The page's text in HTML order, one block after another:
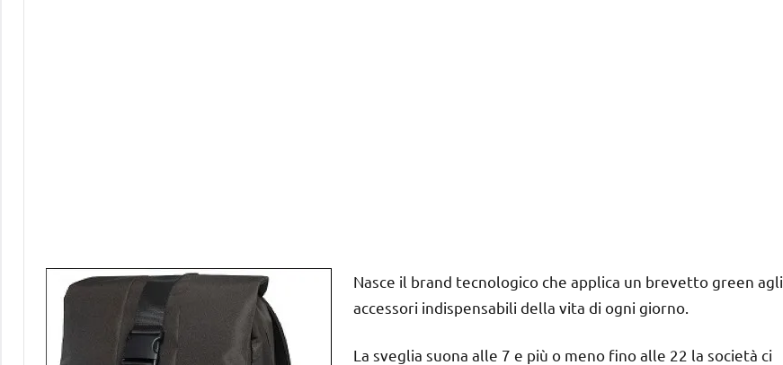
Nasce il brand tecnologico che applica un brevetto green agli
accessori indispensabili della vita di ogni giorno.
La sveglia suona alle 7 e più o meno fino alle 22 la società ci